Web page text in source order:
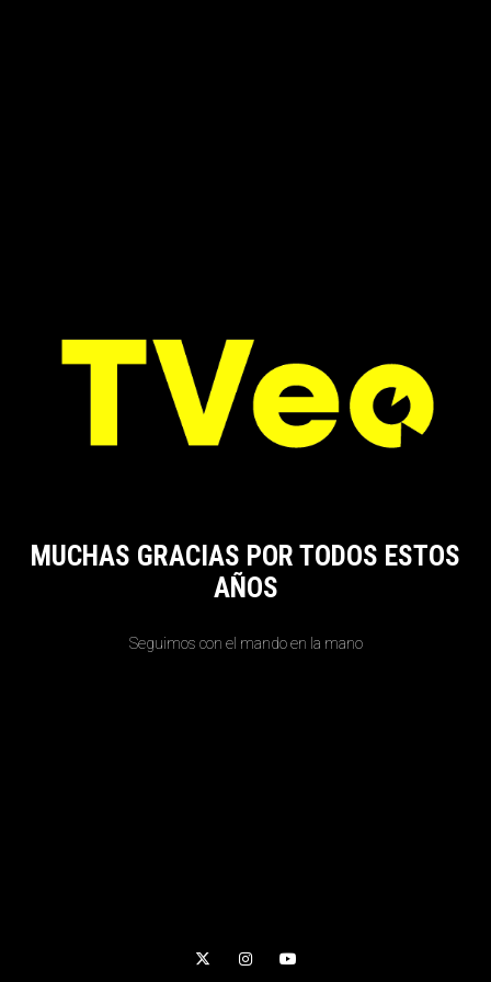
MUCHAS GRACIAS POR TODOS ESTOS
AÑOS
Seguimos con el mando en la mano